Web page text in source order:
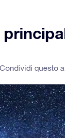
Condividi questo